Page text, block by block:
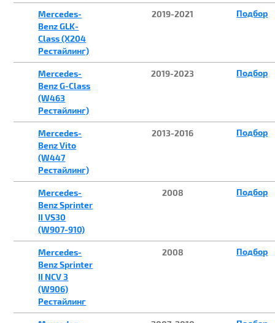
Mercedes-
Benz GLK-
Class (X204
Рестайлинг)
2019-2021 Подбор
Mercedes-
Benz G-Class
(W463
Рестайлинг)
2019-2023 Подбор
Mercedes-
Benz Vito
(W447
Рестайлинг)
2013-2016 Подбор
Mercedes-
Benz Sprinter
II VS30
(W907-910)
2008 Подбор
Mercedes-
Benz Sprinter
II NCV 3
(W906)
Рестайлинг
2008 Подбор